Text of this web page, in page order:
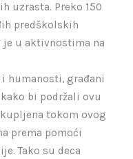
uzrasta. Preko 150
predškolskih
je u aktivnostima na
humanosti, građani
bi podržali ovu
tokom ovog
prema pomoći
Tako su deca